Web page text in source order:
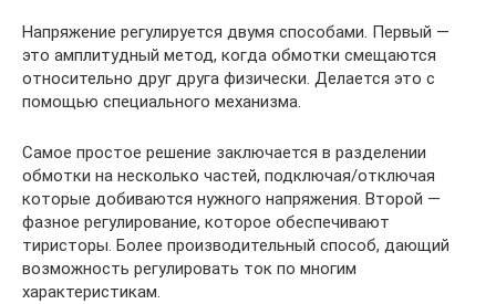
Напряжение регулируется двумя способами. Первый —
это амплитудный метод, когда обмотки смещаются
относительно друг друга физически. Делается это с
помощью специального механизма.
Самое простое решение заключается в разделении
обмотки на несколько частей, подключая/отключая
которые добиваются нужного напряжения. Второй —
фазное регулирование, которое обеспечивают
тиристоры. Более производительный способ, дающий
возможность регулировать ток по многим
характеристикам.